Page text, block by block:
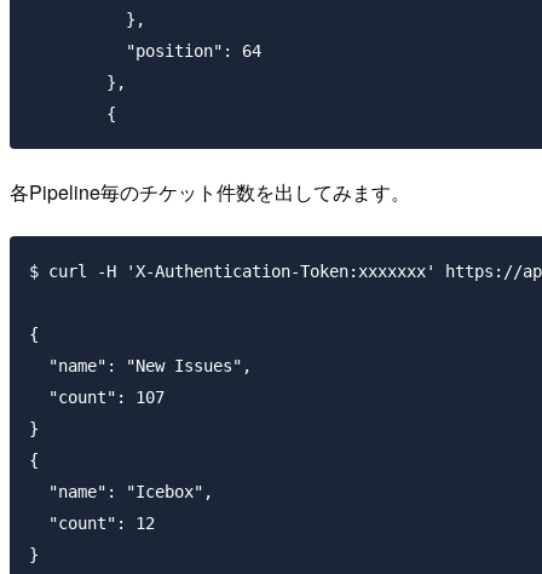
          },
          "position": 64
        },
各Pipeline毎のチケット件数を出してみます。
$ curl -H 'X-Authentication-Token:xxxxxxx' https://
{
  "name": "New Issues",
  "count": 107
}
{
  "name": "Icebox",
  "count": 12
}